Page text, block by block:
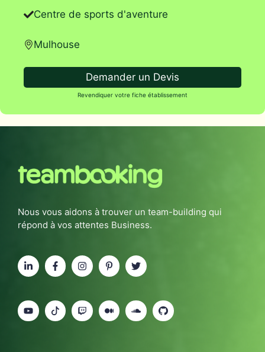
Centre de sports d'aventure
Mulhouse
Demander un Devis
Revendiquer votre fiche établissement
Nous vous aidons à trouver un team-building qui
répond à vos attentes Business.